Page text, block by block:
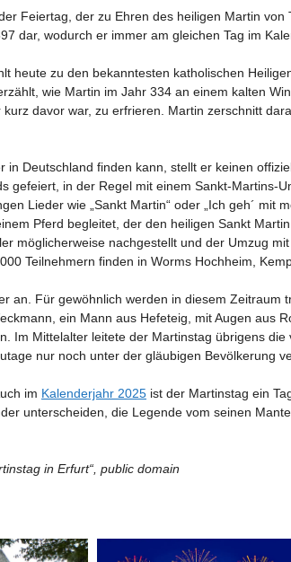
Feiertag, der zu Ehren des heiligen Martin von
dar, wodurch er immer am gleichen Tag im
heute zu den bekanntesten katholischen
wie Martin im Jahr 334 an einem kalten
davor war, zu erfrieren. Martin zerschnitt
Deutschland finden kann, stellt er keinen
gefeiert, in der Regel mit einem Sankt-Martins-
Lieder wie „Sankt Martin“ oder „Ich geh´ mit
Pferd begleitet, der den heiligen Sankt
möglicherweise nachgestellt und der Umzug
Teilnehmern finden in Worms Hochheim,
an. Für gewöhnlich werden in diesem Zeitraum
ein Mann aus Hefeteig, mit Augen aus
Im Mittelalter leitete der Martinstag übrigens
nur noch unter der gläubigen Bevölkerung
im Kalenderjahr 2025 ist der Martinstag ein
unterscheiden, die Legende vom seinen
in Erfurt“, public domain